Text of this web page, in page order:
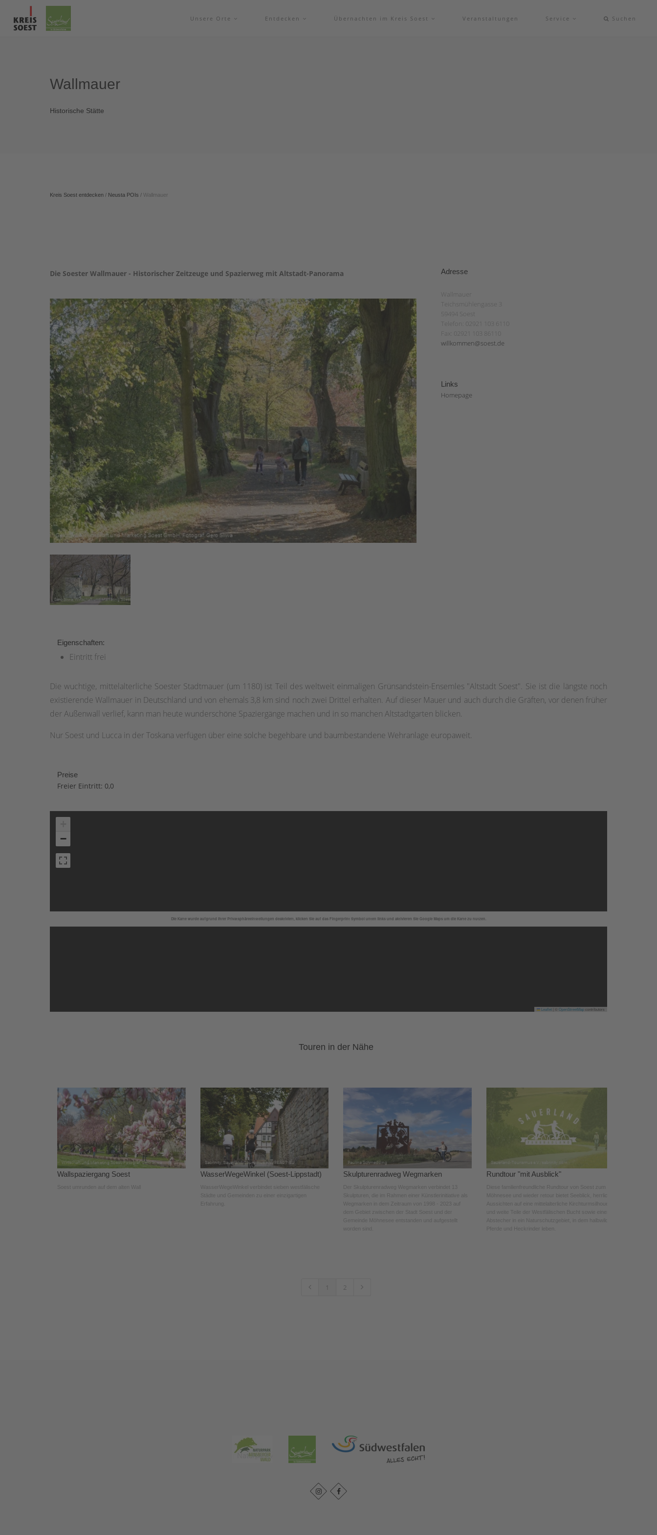
Unsere Orte Entdecken Übernachten im Kreis Soest Veranstaltungen Service Suchen
Wallmauer
Historische Stätte
Kreis Soest entdecken / Neusta POIs / Wallmauer
Die Soester Wallmauer - Historischer Zeitzeuge und Spazierweg mit Altstadt-Panorama Adresse
Wallmauer
Teichsmühlengasse 3
59494 Soest
Telefon: 02921 103 6110
Fax: 02921 103 86110
willkommen@soest.de
Links
Homepage
Eigenschaften:
Eintritt frei
Die wuchtige, mittelalterliche Soester Stadtmauer (um 1180) ist Teil des weltweit einmaligen Grünsandstein-Ensemles "Altstadt Soest". Sie ist die längste noch
existierende Wallmauer in Deutschland und von ehemals 3,8 km sind noch zwei Drittel erhalten. Auf dieser Mauer und auch durch die Gräften, vor denen früher
der Außenwall verlief, kann man heute wunderschöne Spaziergänge machen und in so manchen Altstadtgarten blicken.
Nur Soest und Lucca in der Toskana verfügen über eine solche begehbare und baumbestandene Wehranlage europaweit.
Preise
Freier Eintritt: 0,0
Die Karte wurde aufgrund Ihrer Privatsphäreeinstellungen deaktiviert, klicken Sie auf das Fingerprint Symbol unten links und aktivieren Sie Google Maps um die Karte zu nutzen.
−
Leaflet OpenStreetMapcontributors
Touren in der Nähe
Wallspaziergang Soest
Soest umrunden auf dem alten Wall
WasserWegeWinkel (Soest-Lippstadt)
WasserWegeWinkel verbindet sieben westfälische
Städte und Gemeinden zu einer einzigartigen
Erfahrung.
Skulpturenradweg Wegmarken
Der Skulpturenradweg Wegmarken verbindet 13
Skulpturen, die im Rahmen einer Künstlerinitiative als
Wegmarken in dem Zeitraum von 1998 - 2023 auf
dem Gebiet zwischen der Stadt Soest und der
Gemeinde Möhnesee entstanden und aufgestellt
worden sind.
Rundtour "mit Ausblick"
Diese familienfreundliche Rundtour von Soest zum
Möhnesee und wieder retour bietet Seeblick, herrliche
Aussichten auf eine mittelalterliche Kirchturmsilhouette
und weite Teile der Westfälischen Bucht sowie einen
Abstecher in ein Naturschutzgebiet, in dem halbwilde
Pferde und Heckrinder leben.
1 2